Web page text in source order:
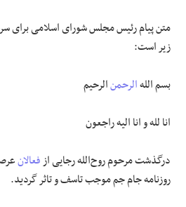
فرهنگی و هنری
متن پیام رئیس مجلس شورای اسلامی برای
زیر است:
بسم اللهالرحمنالرحیم
انا لله و انا الیه راجعون
درگذشت مرحوم روح‌الله رجایی ازفعالان
روزنامه جام جم موجب تاسف و تاثر گردید.